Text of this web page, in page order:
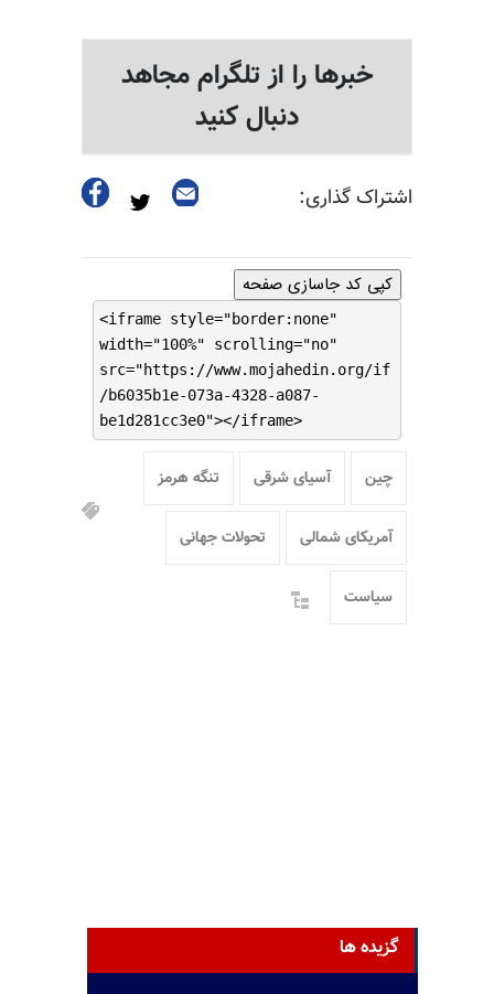
خبرها را از تلگرام مجاهد
دنبال کنید
اشتراک گذاری:
کپی کد جاسازی صفحه
<iframe style="border:none"
width="100%" scrolling="no"
src="https://www.mojahedin.org/if
/b6035b1e-073a-4328-a087-
be1d281cc3e0"></iframe>
چین آسیای شرقی تنگه هرمز
آمریکای شمالی تحولات جهانی
سیاست
گزیده ها